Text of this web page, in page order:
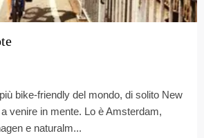
bike-friendly del mondo, di solito New
venire in mente. Lo è Amsterdam,
e naturalm...